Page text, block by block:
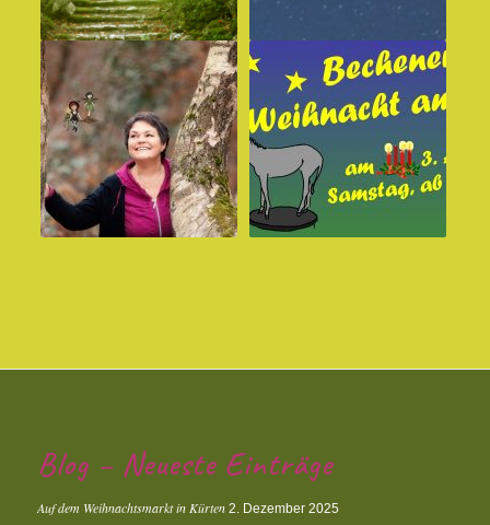
Blog – Neueste Einträge
Auf dem Weihnachtsmarkt in Kürten 2. Dezember 2025